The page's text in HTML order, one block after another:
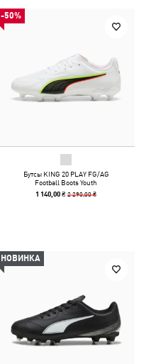
-50%
Бутсы KING 20 PLAY FG/AG
Football Boots Youth
1 140,00 ₴2 290,00 ₴
НОВИНКА